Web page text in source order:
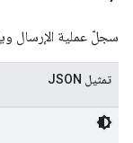
سجلّ عملية الإرسال
تمثيل JSON